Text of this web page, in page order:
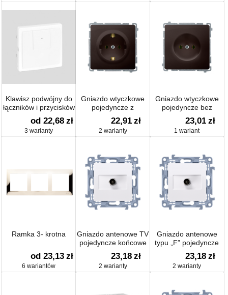
Klawisz podwójny do
łączników i przycisków
od 22,68 zł
3 warianty
Gniazdo wtyczkowe
pojedyncze z
uziemieniem typu
Schuko
22,91 zł
2 warianty
Gniazdo wtyczkowe
pojedyncze bez
uziemienia 16A
23,01 zł
1 wariant
Ramka 3- krotna
od 23,13 zł
6 wariantów
Gniazdo antenowe TV
pojedyncze końcowe
23,18 zł
2 warianty
Gniazdo antenowe
typu „F” pojedyncze
23,18 zł
2 warianty